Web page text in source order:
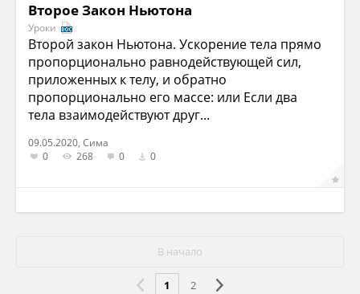
Второе Закон Ньютона
Уроки
Второй закон Ньютона. Ускорение тела прямо
пропорционально равнодействующей сил,
приложенных к телу, и обратно
пропорционально его массе: или Если два
тела взаимодействуют друг...
09.05.2020, Сима
0
268 0 0
В начало
1 2